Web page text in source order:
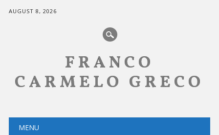
AUGUST 8, 2026
FRANCO
CARMELO GRECO
Main menu
MENU